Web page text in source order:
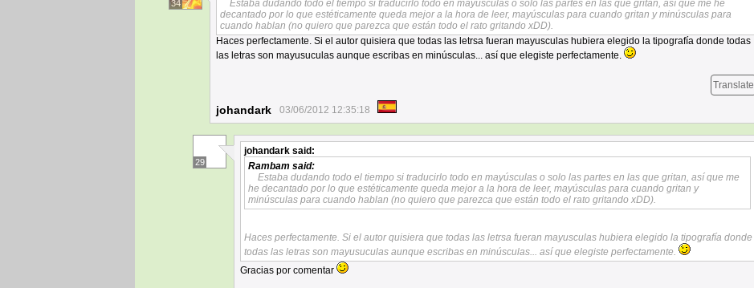
34
Estaba dudando todo el tiempo si traducirlo todo en mayúsculas o solo las partes en las que gritan, así que me he
decantado por lo que estéticamente queda mejor a la hora de leer, mayúsculas para cuando gritan y minúsculas para
cuando hablan (no quiero que parezca que están todo el rato gritando xDD).
Haces perfectamente. Si el autor quisiera que todas las letrsa fueran mayusculas hubiera elegido la tipografía donde todas
las letras son mayusuculas aunque escribas en minúsculas... así que elegiste perfectamente.
Translate
johandark 03/06/2012 12:35:18
29
johandark said:
Rambam said:
Estaba dudando todo el tiempo si traducirlo todo en mayúsculas o solo las partes en las que gritan, así que me
he decantado por lo que estéticamente queda mejor a la hora de leer, mayúsculas para cuando gritan y
minúsculas para cuando hablan (no quiero que parezca que están todo el rato gritando xDD).
Haces perfectamente. Si el autor quisiera que todas las letrsa fueran mayusculas hubiera elegido la tipografía donde
todas las letras son mayusuculas aunque escribas en minúsculas... así que elegiste perfectamente.
Gracias por comentar